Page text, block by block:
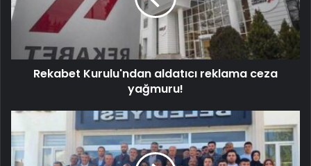
Rekabet Kurulu'ndan aldatıcı reklama ceza
yağmuru!